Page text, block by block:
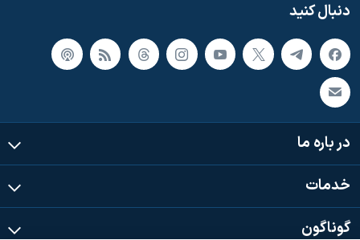
دنبال کنید
در باره ما
خدمات
گوناگون